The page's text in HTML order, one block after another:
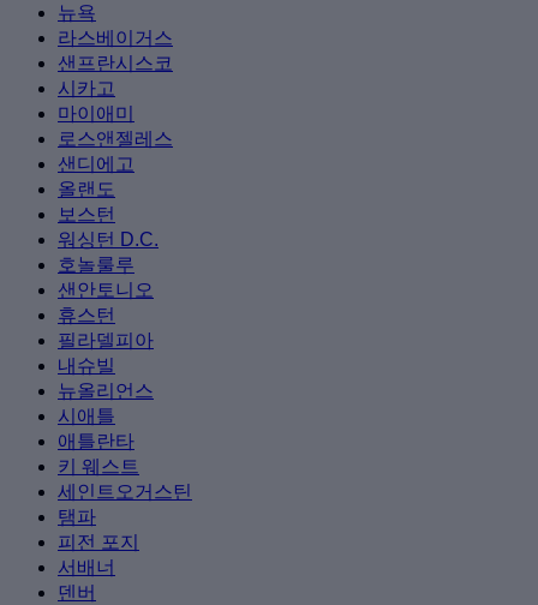
뉴욕
라스베이거스
샌프란시스코
시카고
마이애미
로스앤젤레스
샌디에고
올랜도
보스턴
워싱턴 D.C.
호놀룰루
샌안토니오
휴스턴
필라델피아
내슈빌
뉴올리언스
시애틀
애틀란타
키 웨스트
세인트오거스틴
탬파
피전 포지
서배너
덴버